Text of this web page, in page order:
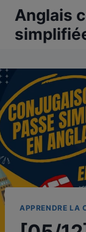
Aller
contenu
Anglais
APPRENDRE LA